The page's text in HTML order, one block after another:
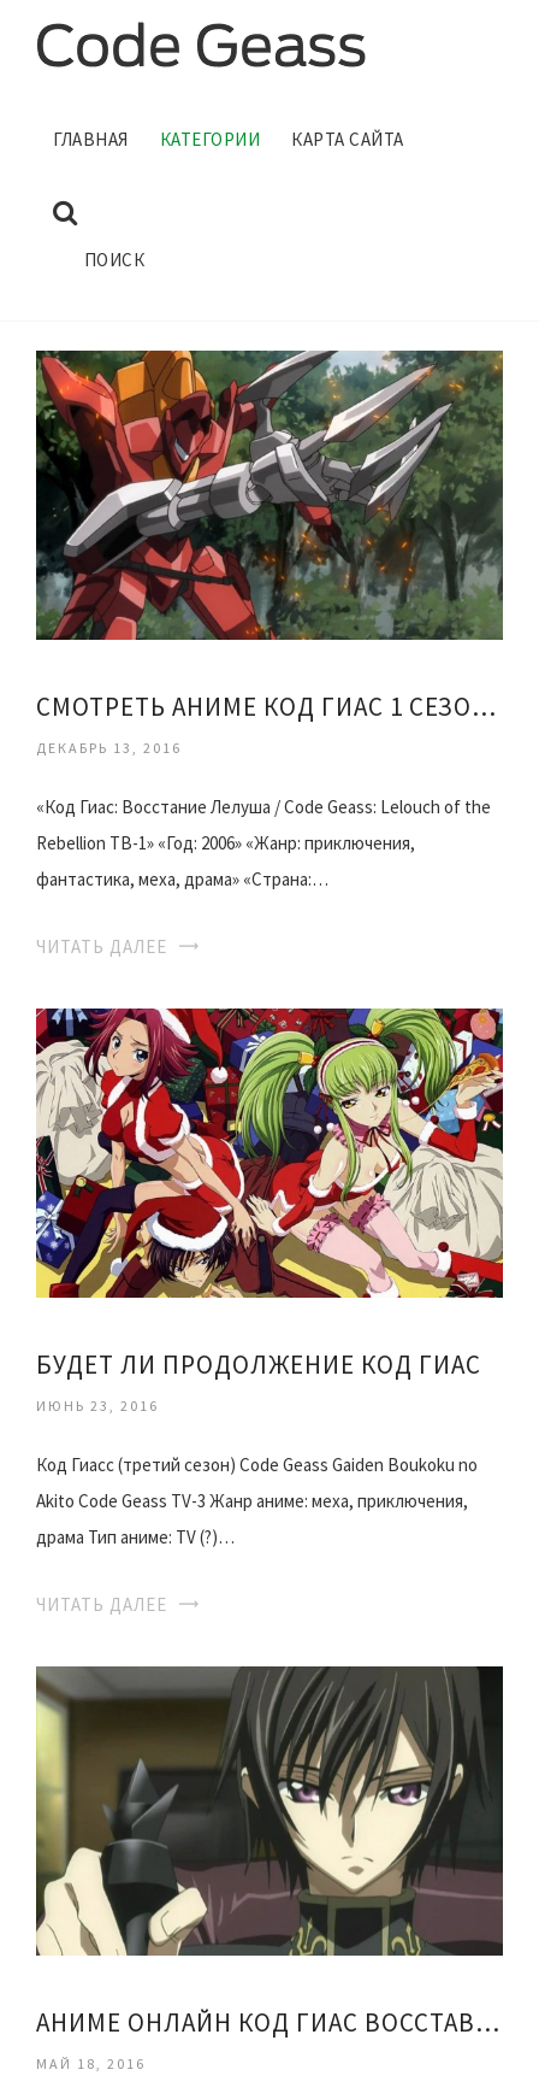
ГЛАВНАЯ КАТЕГОРИИ КАРТА САЙТА
ПОИСК
АНИМЕ КОД ГИАС
СМОТРЕТЬ АНИМЕ КОД ГИАС 1 СЕЗОН СЕРИЯ
ДЕКАБРЬ 13, 2016
«Код Гиас: Восстание Лелуша / Code Geass: Lelouch of the
Rebellion ТВ-1» «Год: 2006» «Жанр: приключения,
фантастика, меха, драма» «Страна:…
ЧИТАТЬ ДАЛЕЕ
БУДЕТ ЛИ ПРОДОЛЖЕНИЕ КОД ГИАС
ИЮНЬ 23, 2016
Код Гиасс (третий сезон) Code Geass Gaiden Boukoku no
Akito Code Geass TV-3 Жанр аниме: меха, приключения,
драма Тип аниме: TV (?)…
ЧИТАТЬ ДАЛЕЕ
АНИМЕ ОНЛАЙН КОД ГИАС ВОССТАВШИЙ ЛЕЛУШ
МАЙ 18, 2016